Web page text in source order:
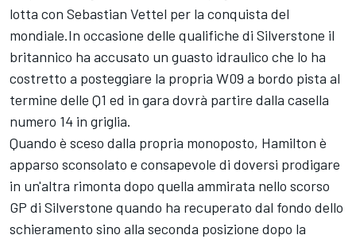
lotta con Sebastian Vettel per la conquista del
mondiale.In occasione delle qualifiche di Silverstone il
britannico ha accusato un guasto idraulico che lo ha
costretto a posteggiare la propria W09 a bordo pista al
termine delle Q1 ed in gara dovrà partire dalla casella
numero 14 in griglia.
Quando è sceso dalla propria monoposto, Hamilton è
apparso sconsolato e consapevole di doversi prodigare
in un'altra rimonta dopo quella ammirata nello scorso
GP di Silverstone quando ha recuperato dal fondo dello
schieramento sino alla seconda posizione dopo la